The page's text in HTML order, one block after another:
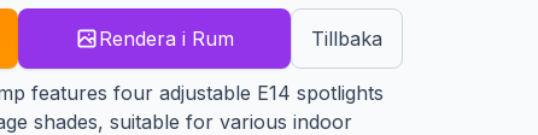
Rendera i Rum Tillbaka
features four adjustable E14 spotlights
shades, suitable for various indoor